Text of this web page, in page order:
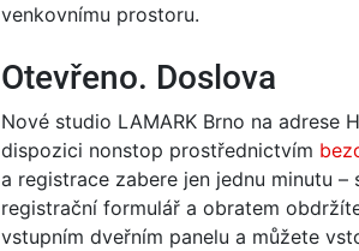
venkovnímu prostoru.
Otevřeno. Doslova
Nové studio LAMARK Brno na adrese
dispozici nonstop prostřednictvím
a registrace zabere jen jednu minutu
registrační formulář a obratem
vstupním dveřním panelu a můžete